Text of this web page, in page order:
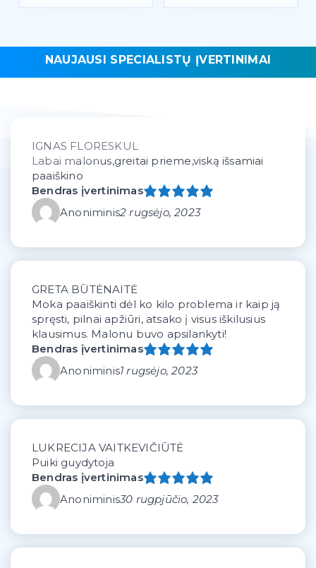
NAUJAUSI SPECIALISTŲ ĮVERTINIMAI
IGNAS FLORESKUL
Labai malonus,greitai prieme,viską išsamiai
paaiškino
Bendras įvertinimas
Anoniminis2 rugsėjo, 2023
GRETA BŪTĖNAITĖ
Moka paaiškinti dėl ko kilo problema ir kaip ją
spręsti, pilnai apžiūri, atsako į visus iškilusius
klausimus. Malonu buvo apsilankyti!
Bendras įvertinimas
Anoniminis1 rugsėjo, 2023
LUKRECIJA VAITKEVIČIŪTĖ
Puiki guydytoja
Bendras įvertinimas
Anoniminis30 rugpjūčio, 2023